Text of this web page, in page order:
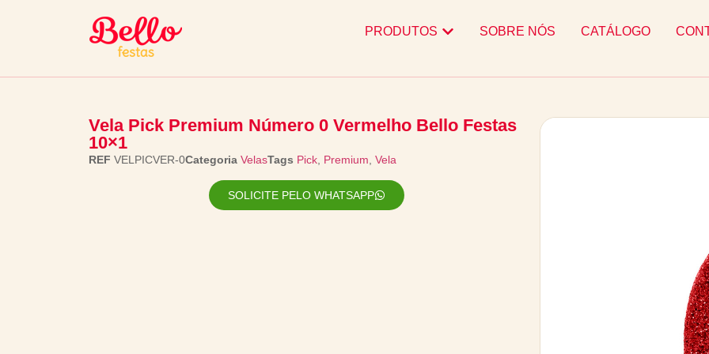
PRODUTOS SOBRE NÓS CATÁLOGO
Vela Pick Premium Número 0 Vermelho Bello Festas
10×1
REF VELPICVER-0Categoria VelasTags Pick Premium Vela
SOLICITE PELO WHATSAPP